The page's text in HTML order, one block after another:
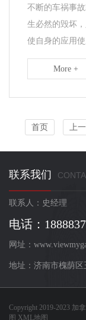
不断的车祸事
生必然的毁坏
使自身的应用
More +
首页 上
联系我们
联系人：史经理
电话：
网址：
地址：济南市槐荫区
Copyright 2019-2023 加
图 XML地图